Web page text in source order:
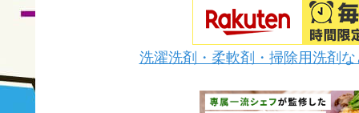
洗濯洗剤・柔軟剤・掃除用洗剤